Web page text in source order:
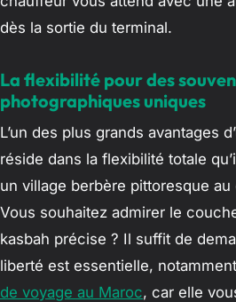
dès la sortie du terminal.
La flexibilité pour des
photographiques uniques
L’un des plus grands avantages
réside dans la flexibilité totale
un village berbère pittoresque au
Vous souhaitez admirer le
kasbah précise ? Il suffit de
liberté est essentielle,
de voyage au Maroc, car elle